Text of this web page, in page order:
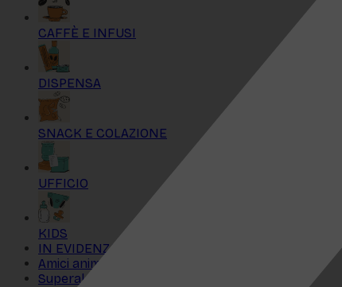
CAFFÈ E INFUSI
DISPENSA
SNACK E COLAZIONE
UFFICIO
KIDS
IN EVIDENZA
Amici animali
Superalcolici